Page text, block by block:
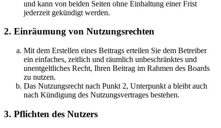
und kann von beiden Seiten ohne Einhaltung einer Frist
jederzeit gekündigt werden.
2. Einräumung von Nutzungsrechten
Mit dem Erstellen eines Beitrags erteilen Sie dem Betreiber
ein einfaches, zeitlich und räumlich unbeschränktes und
unentgeltliches Recht, Ihren Beitrag im Rahmen des Boards
zu nutzen.
Das Nutzungsrecht nach Punkt 2, Unterpunkt a bleibt auch
nach Kündigung des Nutzungsvertrages bestehen.
3. Pflichten des Nutzers